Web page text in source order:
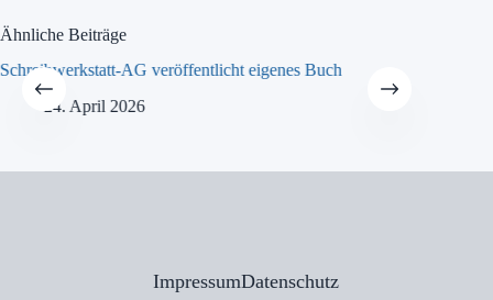
Ähnliche Beiträge
Schreibwerkstatt-AG veröffentlicht eigenes Buch
24. April 2026
ImpressumDatenschutz